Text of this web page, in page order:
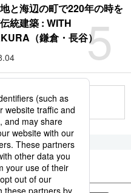
5
と海辺の町で220年の時を
統建築 : WITH
（鎌倉・長谷）